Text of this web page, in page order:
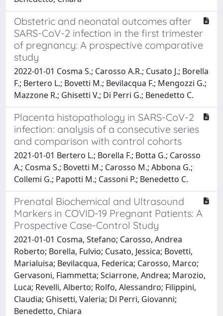
Obstetric and neonatal outcomes after
SARS-CoV-2 infection in the first trimester
of pregnancy: A prospective comparative
study
2022-01-01 Cosma S.; Carosso A.R.; Cusato J.; Borella
F.; Bertero L.; Bovetti M.; Bevilacqua F.; Mengozzi G.;
Mazzone R.; Ghisetti V.; Di Perri G.; Benedetto C.
Placenta histopathology in SARS-CoV-2
infection: analysis of a consecutive series
and comparison with control cohorts
2021-01-01 Bertero L.; Borella F.; Botta G.; Carosso
A.; Cosma S.; Bovetti M.; Carosso M.; Abbona G.;
Collemi G.; Papotti M.; Cassoni P.; Benedetto C.
Prenatal Biochemical and Ultrasound
Markers in COVID-19 Pregnant Patients: A
Prospective Case-Control Study
2021-01-01 Cosma, Stefano; Carosso, Andrea
Roberto; Borella, Fulvio; Cusato, Jessica; Bovetti,
Marialuisa; Bevilacqua, Federica; Carosso, Marco;
Gervasoni, Fiammetta; Sciarrone, Andrea; Marozio,
Luca; Revelli, Alberto; Rolfo, Alessandro; Filippini,
Claudia; Ghisetti, Valeria; Di Perri, Giovanni;
Benedetto, Chiara